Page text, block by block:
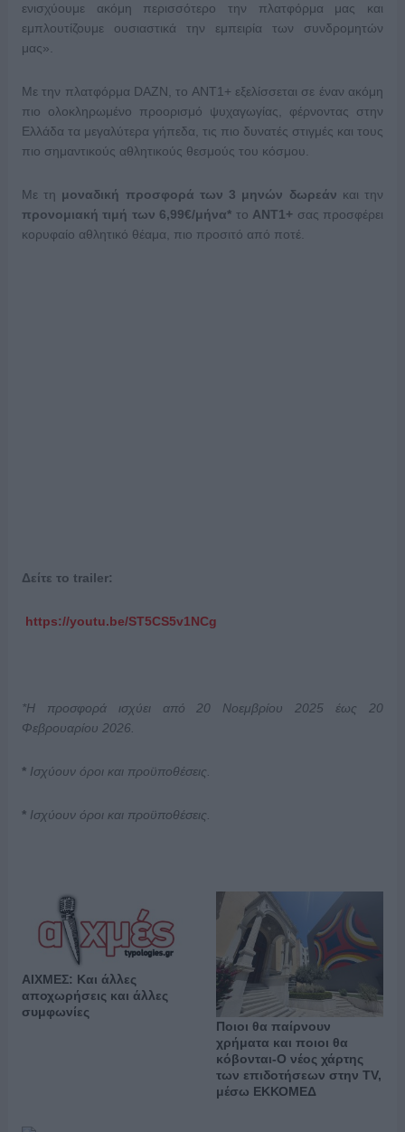
ενισχύουμε ακόμη περισσότερο την πλατφόρμα μας και
εμπλουτίζουμε ουσιαστικά την εμπειρία των συνδρομητών
μας».
Με την πλατφόρμα DAZN, το ΑΝΤ1+ εξελίσσεται σε έναν ακόμη
πιο ολοκληρωμένο προορισμό ψυχαγωγίας, φέρνοντας στην
Ελλάδα τα μεγαλύτερα γήπεδα, τις πιο δυνατές στιγμές και τους
πιο σημαντικούς αθλητικούς θεσμούς του κόσμου.
Με τη μοναδική προσφορά των 3 μηνών δωρεάν και την
προνομιακή τιμή των 6,99€/μήνα* το ANT1+ σας προσφέρει
κορυφαίο αθλητικό θέαμα, πιο προσιτό από ποτέ.
Δείτε το trailer:
https://youtu.be/ST5CS5v1NCg
*Η προσφορά ισχύει από 20 Νοεμβρίου 2025 έως 20
Φεβρουαρίου 2026.
*Ισχύουν όροι και προϋποθέσεις.
*Ισχύουν όροι και προϋποθέσεις
ΑΙΧΜΕΣ: Και άλλες
αποχωρήσεις και άλλες
συμφωνίες
Ποιοι θα παίρνουν
χρήματα και ποιοι θα
κόβονται-Ο νέος χάρτης
των επιδοτήσεων στην TV,
μέσω ΕΚΚΟΜΕΔ